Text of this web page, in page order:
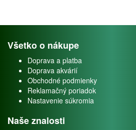
Všetko o nákupe
Doprava a platba
Doprava akvárií
Obchodné podmienky
Reklamačný poriadok
Nastavenie súkromia
Naše znalosti